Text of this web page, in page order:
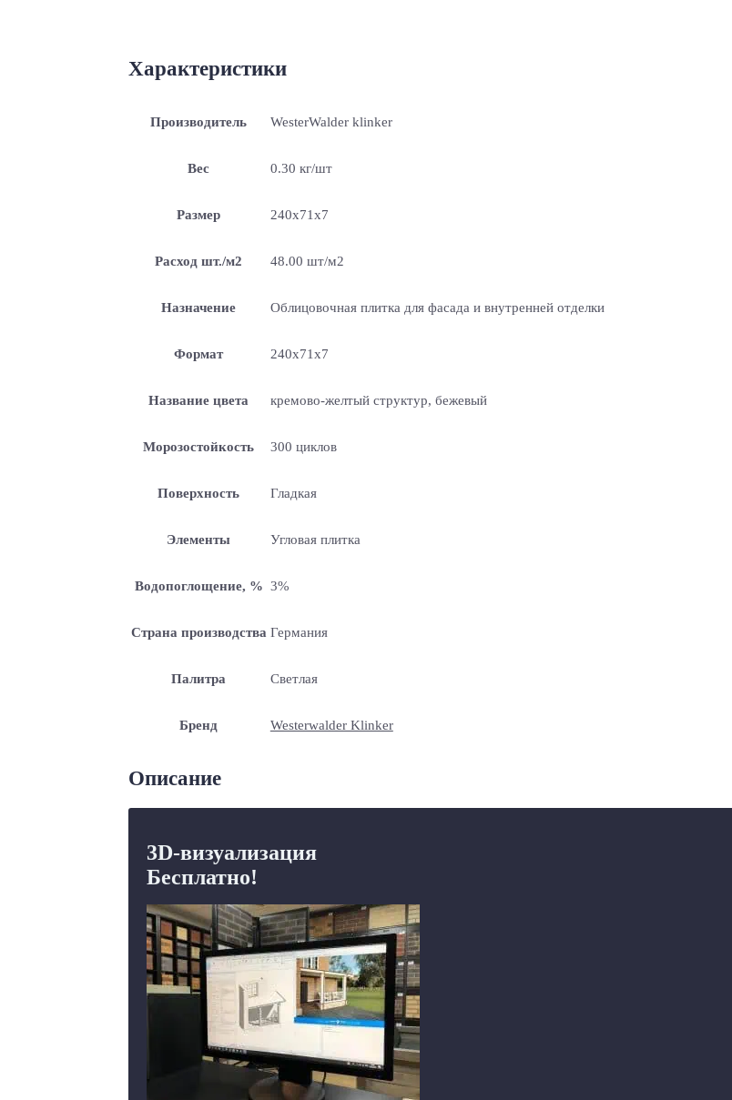
Характеристики
Производитель WesterWalder klinker
Вес 0.30 кг/шт
Размер 240х71х7
Расход шт./м2 48.00 шт/м2
Назначение Облицовочная плитка для фасада и внутренней отделки
Формат 240х71х7
Название цвета кремово-желтый структур, бежевый
Морозостойкость 300 циклов
Поверхность Гладкая
Элементы Угловая плитка
Водопоглощение, % 3%
Страна производства Германия
Палитра Светлая
Бренд Westerwalder Klinker
Описание
3D-визуализация
Бесплатно!